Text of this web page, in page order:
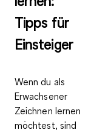
Tipps für
Einsteiger
Wenn du als
Erwachsener
Zeichnen lernen
möchtest, sind